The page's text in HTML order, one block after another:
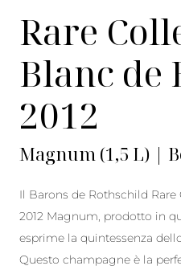
Rare
Blanc de
2012
Magnum (1,5 L) |
Il Barons de Rothschild
2012 Magnum, prodotto in
esprime la quintessenza
Questo champagne è la